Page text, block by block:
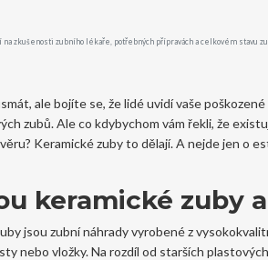
na zkušenosti zubního lékaře, potřebných přípravách a celkovém stavu
ale bojíte se, že lidé uvidí vaše
zubů. Ale co kdybychom vám řekli, že
Keramické zuby to dělají. A nejde jen o
keramické zuby
jsou zubní náhrady vyrobené z
nebo vložky. Na rozdíl od starších